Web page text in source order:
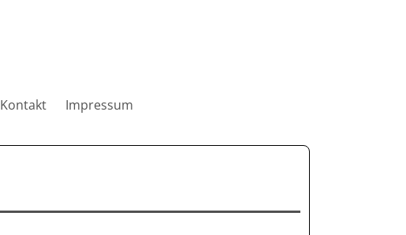
Kontakt
Impressum